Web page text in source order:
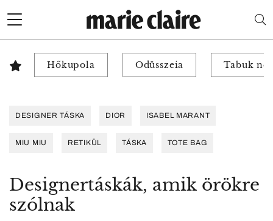
Hőkupola Odüsszeia Tabuk
DESIGNER TÁSKA DIOR ISABEL MARANT
MIU MIU RETIKÜL TÁSKA TOTE BAG
Designertáskák, amik örökre
szólnak